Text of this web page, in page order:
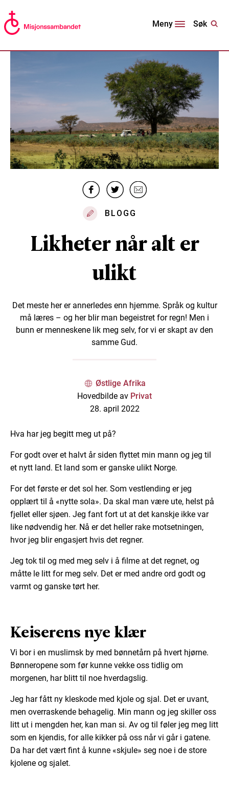
Meny Søk
BLOGG
Likheter når alt er
ulikt
Det meste her er annerledes enn hjemme. Språk og kultur
må læres – og her blir man begeistret for regn! Men i
bunn er menneskene lik meg selv, for vi er skapt av den
samme Gud.
Østlige Afrika
Hovedbilde av Privat
28. april 2022
Hva har jeg begitt meg ut på?
For godt over et halvt år siden flyttet min mann og jeg til
et nytt land. Et land som er ganske ulikt Norge.
For det første er det sol her. Som vestlending er jeg
opplært til å «nytte sola». Da skal man være ute, helst på
fjellet eller sjøen. Jeg fant fort ut at det kanskje ikke var
like nødvendig her. Nå er det heller rake motsetningen,
hvor jeg blir engasjert hvis det regner.
Jeg tok til og med meg selv i å filme at det regnet, og
måtte le litt for meg selv. Det er med andre ord godt og
varmt og ganske tørt her.
Keiserens nye klær
Vi bor i en muslimsk by med bønnetårn på hvert hjørne.
Bønneropene som før kunne vekke oss tidlig om
morgenen, har blitt til noe hverdagslig.
Jeg har fått ny kleskode med kjole og sjal. Det er uvant,
men overraskende behagelig. Min mann og jeg skiller oss
litt ut i mengden her, kan man si. Av og til føler jeg meg litt
som en kjendis, for alle kikker på oss når vi går i gatene.
Da har det vært fint å kunne «skjule» seg noe i de store
kjolene og sjalet.